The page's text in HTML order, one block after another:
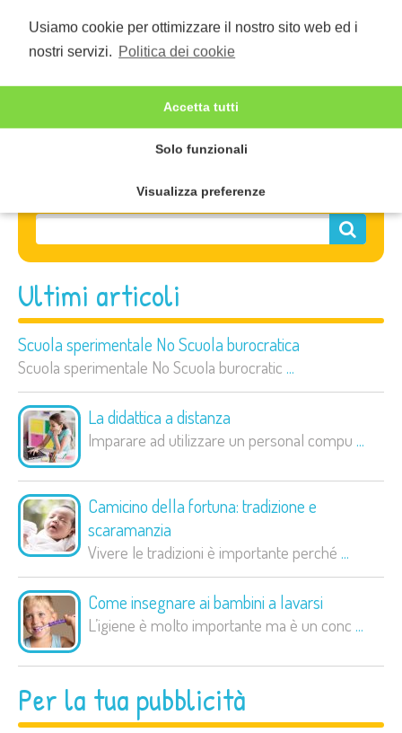
Usiamo cookie per ottimizzare il nostro sito web ed i
nostri servizi. Politica dei cookie
Accetta tutti
Solo funzionali
Visualizza preferenze
Ultimi articoli
Scuola sperimentale No Scuola burocratica
Scuola sperimentale No Scuola burocratic ...
La didattica a distanza
Imparare ad utilizzare un personal compu ...
Camicino della fortuna: tradizione e
scaramanzia
Vivere le tradizioni è importante perché ...
Come insegnare ai bambini a lavarsi
L’igiene è molto importante ma è un conc ...
Per la tua pubblicità